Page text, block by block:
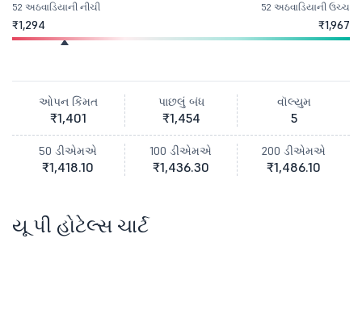
52 અઠવાડિયાની નીચી
₹1,294
52 અઠવાડિયાની ઉચ્ચ
₹1,967
ઓપન કિંમત
₹1,401
પાછલું બંધ
₹1,454
વૉલ્યુમ
5
50 ડીએમએ
₹1,418.10
100 ડીએમએ
₹1,436.30
200 ડીએમએ
₹1,486.10
યૂ પી હોટેલ્સ ચાર્ટ